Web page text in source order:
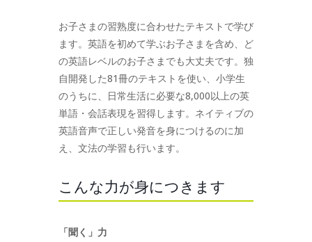
お子さまの習熟度に合わせたテキストで学び
ます。英語を初めて学ぶお子さまを含め、ど
の英語レベルのお子さまでも大丈夫です。独
自開発した81冊のテキストを使い、小学生
のうちに、日常生活に必要な8,000以上の英
単語・会話表現を習得します。ネイティブの
英語音声で正しい発音を身につけるのに加
え、文法の学習も行います。
こんな力が身につきます
「聞く」力